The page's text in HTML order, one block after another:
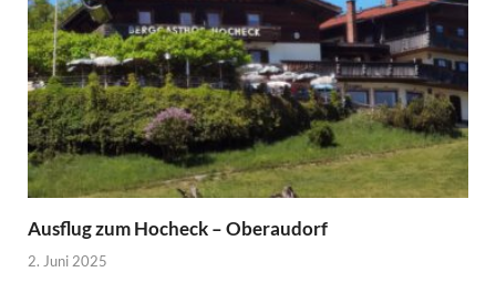
Ausflug zum Hocheck – Oberaudorf
2. Juni 2025